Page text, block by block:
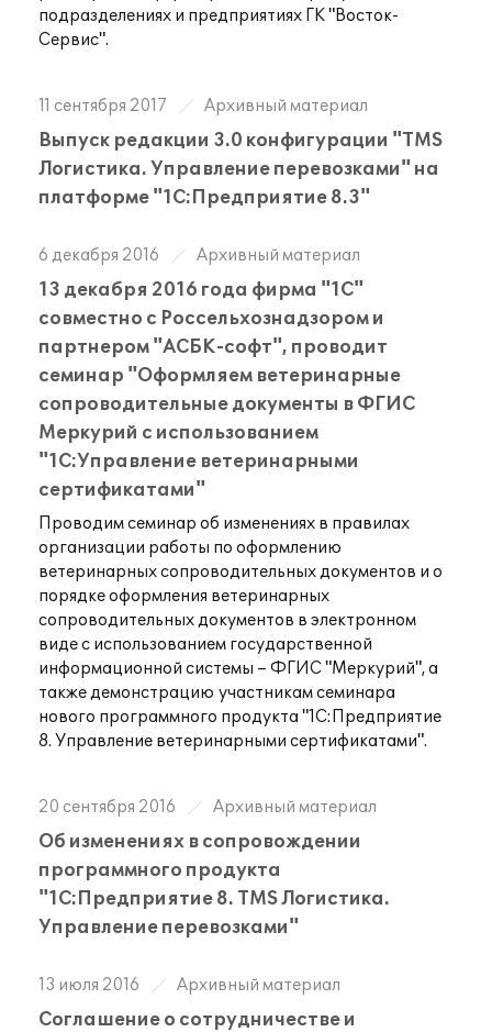
подразделениях и предприятиях ГК "Восток-
Сервис".
11 сентября 2017 Архивный материал
Выпуск редакции 3.0 конфигурации "TMS
Логистика. Управление перевозками" на
платформе "1С:Предприятие 8.3"
6 декабря 2016 Архивный материал
13 декабря 2016 года фирма "1С"
совместно с Россельхознадзором и
партнером "АСБК-софт", проводит
семинар "Оформляем ветеринарные
сопроводительные документы в ФГИС
Меркурий с использованием
"1С:Управление ветеринарными
сертификатами"
Проводим семинар об изменениях в правилах
организации работы по оформлению
ветеринарных сопроводительных документов и о
порядке оформления ветеринарных
сопроводительных документов в электронном
виде с использованием государственной
информационной системы – ФГИС "Меркурий", а
также демонстрацию участникам семинара
нового программного продукта "1С:Предприятие
8. Управление ветеринарными сертификатами".
20 сентября 2016 Архивный материал
Об изменениях в сопровождении
программного продукта
"1С:Предприятие 8. TMS Логистика.
Управление перевозками"
13 июля 2016 Архивный материал
Соглашение о сотрудничестве и